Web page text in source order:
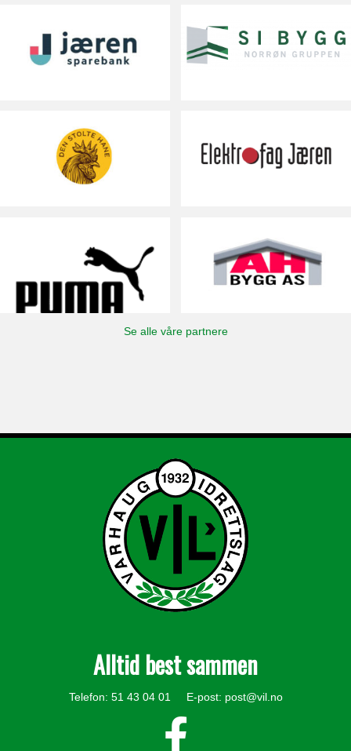
Se alle våre partnere
Alltid best sammen
Telefon: 51 43 04 01 E-post: post@vil.no